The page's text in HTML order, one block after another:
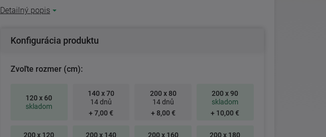
Detailný popis
Konfigurácia produktu
Zvoľte rozmer (cm):
120 x 60
skladom
140 x 70
14 dnů
+ 7,00 €
200 x 80
14 dnů
+ 8,00 €
200 x 90
skladom
+ 10,00 €
200 x 120
200 x 140
200 x 160
200 x 180